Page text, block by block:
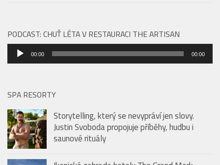
PODCAST: CHUŤ LÉTA V RESTAURACI THE ARTISAN
Audio
přehrávač
00:00 00:00
SPA RESORTY
Storytelling, který se nevypráví jen slovy.
Justin Svoboda propojuje příběhy, hudbu i
saunové rituály